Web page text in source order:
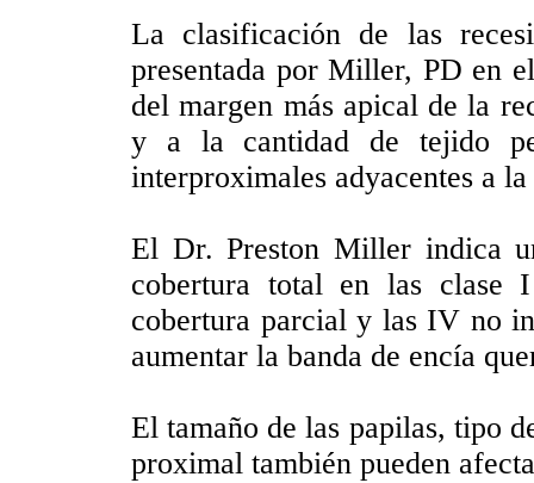
La clasificación de las
presentada por Miller, PD en
del margen más apical de la
y a la cantidad de tejido
interproximales adyacentes a
El Dr. Preston Miller indica
cobertura total en las
cobertura parcial y las IV no
aumentar la banda de encía
El tamaño de las papilas, tipo
proximal también pueden